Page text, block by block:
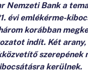
Nemzeti Bank a
évi emlékérme-
korábban
indít. Két
szerepének
kerülnek.